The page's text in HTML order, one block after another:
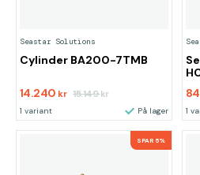
Seastar Solutions
Cylinder BA200-7TMB
14.240 kr 15.149kr
1 variant På lager 1
SPAR 5%